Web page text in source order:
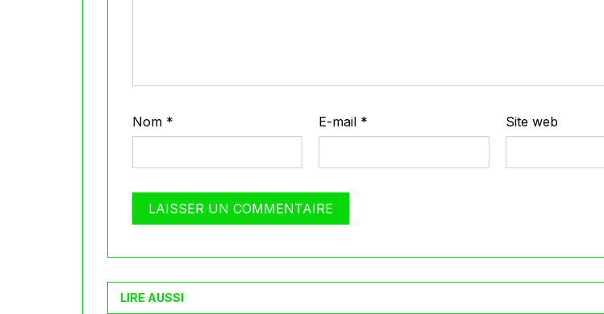
Nom * E-mail * Site web
LIRE AUSSI